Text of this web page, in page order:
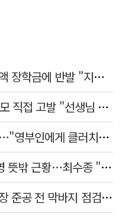
사립대 총장들, 지방국립대 전액 장학금에 반발 "지역 사립대도 동등 지원해야"
현실판 '참교육'? 안민석, 힉부모 직접 고발 "선생님 협박 용납 못 해"
김건희, 로저비비에 수수 인정…"영부인에게 클러치백 필수품"
'9440억' 재산분할 앞둔 노소영 뜻밖 근황…최수종 "귀한 발걸음 감사"
전국 최대 규모 군위 파크골프장 준공 전 막바지 점검…공정률 85%